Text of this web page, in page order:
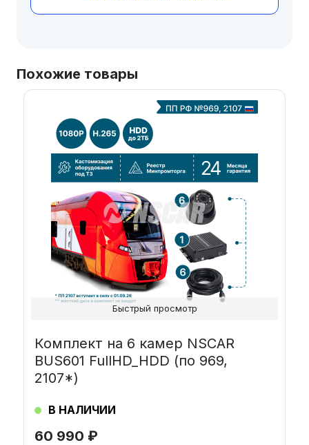
Похожие товары
60 990 ₽
Комплект на 6 камер NSCAR
BUS601 FullHD_HDD (по 969,
2107*)
В НАЛИЧИИ
Быстрый просмотр